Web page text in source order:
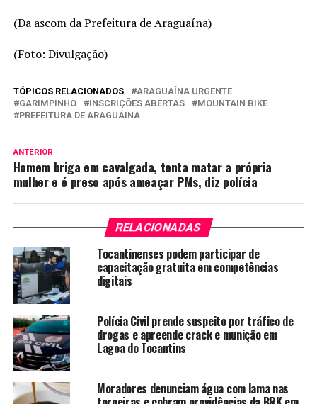
(Da ascom da Prefeitura de Araguaína)
(Foto: Divulgação)
TÓPICOS RELACIONADOS
ARAGUAÍNA URGENTE
GARIMPINHO
INSCRIÇÕES ABERTAS
MOUNTAIN BIKE
PREFEITURA DE ARAGUAINA
ANTERIOR
Homem briga em cavalgada, tenta matar a própria
mulher e é preso após ameaçar PMs, diz polícia
RELACIONADAS
Tocantinenses podem participar de
capacitação gratuita em competências
digitais
Polícia Civil prende suspeito por tráfico de
drogas e apreende crack e munição em
Lagoa do Tocantins
Moradores denunciam água com lama nas